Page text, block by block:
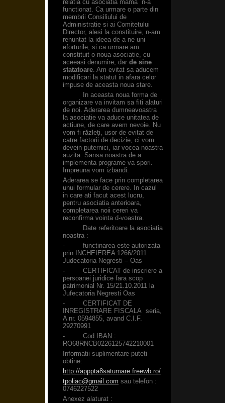
relatia cu asociatia mama n-a
functionat. Ca urmare o parte din
membrii Consiliului de
Administratie si ai Comitetului
Director, alesi la constituire, n-am
renuntat la ideea de a ne uni
eforturile, si ca urmare am
constituit o noua asociatie, cu
aceeasi denumire, dar de sine
statatoare. Am evitat sa aducem
modificari la statut in afara celor
impuse de aceasta noua stare.
In aceasta noua forma de
organizare va invitam sa fiti alaturi
de noi. Aderarea dumneavoastra
la asociatie va aduce unitatea de
actiune, de care avem nevoie. Nu
vom fi răzleţi, usor de evitat de
catre factorii de decizie, ci vom
devein puternici, iar vocea noastra
auzita. Sansa noastra de a
implementa programe va spori.
Impreuna vom izbandi.
Aderarea se face prin completarea
unui formular de cerere. In cazul
in care ati facut acest lucru,
pentru asociatia anterioara,
completarea noii cereri va
reconfirma vointa d-voastra.
Date referitoare la asociatia
noastra :
- functinarea este autorizata
prin INCHEIEREA 1266/2011
Judecatoria Negresti – Oas
- CERTIFICAT de inscriere a
persoanei juridice fara scop
patrimonial Nr. 15/21.10.2011 la
Jufecatoria Negresti Oas
- CERTIFICAT DE
INREGISTRARE FISCALA seria,
A nr. 0594855, avand C.I.F.
29270991
- Cod IBAN :
RO68RNCB0226125742210001
Informatii suplimentare puteti
obtine:
http://apppta8satumare.freewb.ro/
tpoliac@gmail.com sau telefon :
0746227522
Anexez alaturat :